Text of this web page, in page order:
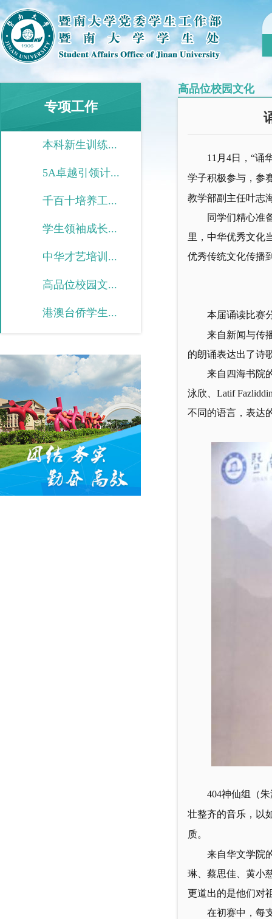
专项工作
本科新生训练...
5A卓越引领计...
千百十培养工...
学生领袖成长...
中华才艺培训...
高品位校园文...
港澳台侨学生...
高品位校园文化
11 月 4日， “诵
学子积极参与， 参
教学部副主任叶志
同学们精心准
里，中华优秀文化
优秀传统文化传播
本届诵读比赛
来自新闻与传
的朗诵表达出了诗
来自四海书院
泳欣、 Latif
不同的语言，表达
404神仙组（
壮整齐的音乐，以
质。
来自华文学院
琳、蔡思佳、黄小
更道出的是他们对
在初赛中，每